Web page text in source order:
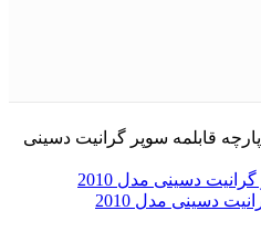
سرویس17پارچه قابلمه سوپر گرانيت دسینی